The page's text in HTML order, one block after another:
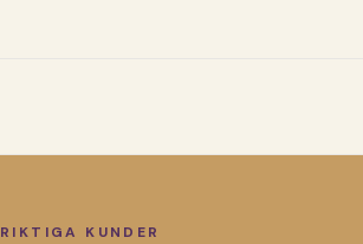
RIKTIGA KUNDER